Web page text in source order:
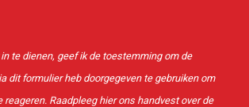
te dienen, geef ik de toestemming om de
dit formulier heb doorgegeven te gebruiken om
reageren. Raadpleeg hierons handvest over de